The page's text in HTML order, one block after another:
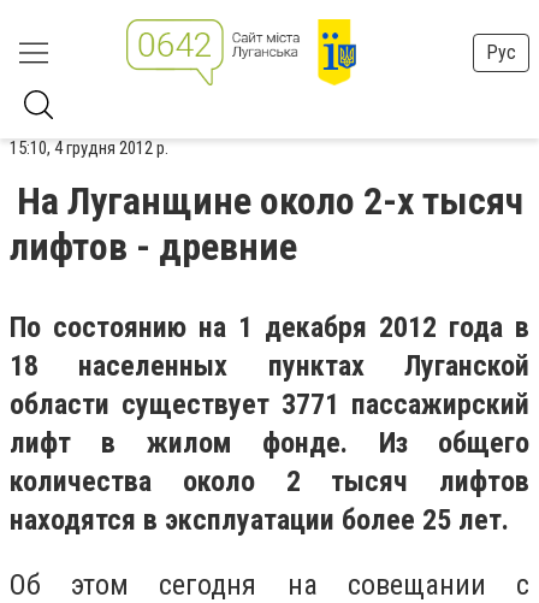
Рус
15:10, 4 грудня 2012 р.
На Луганщине около 2-х тысяч
лифтов - древние
По состоянию на 1 декабря 2012 года в
18 населенных пунктах Луганской
области существует 3771 пассажирский
лифт в жилом фонде. Из общего
количества около 2 тысяч лифтов
находятся в эксплуатации более 25 лет.
Об этом сегодня на совещании с